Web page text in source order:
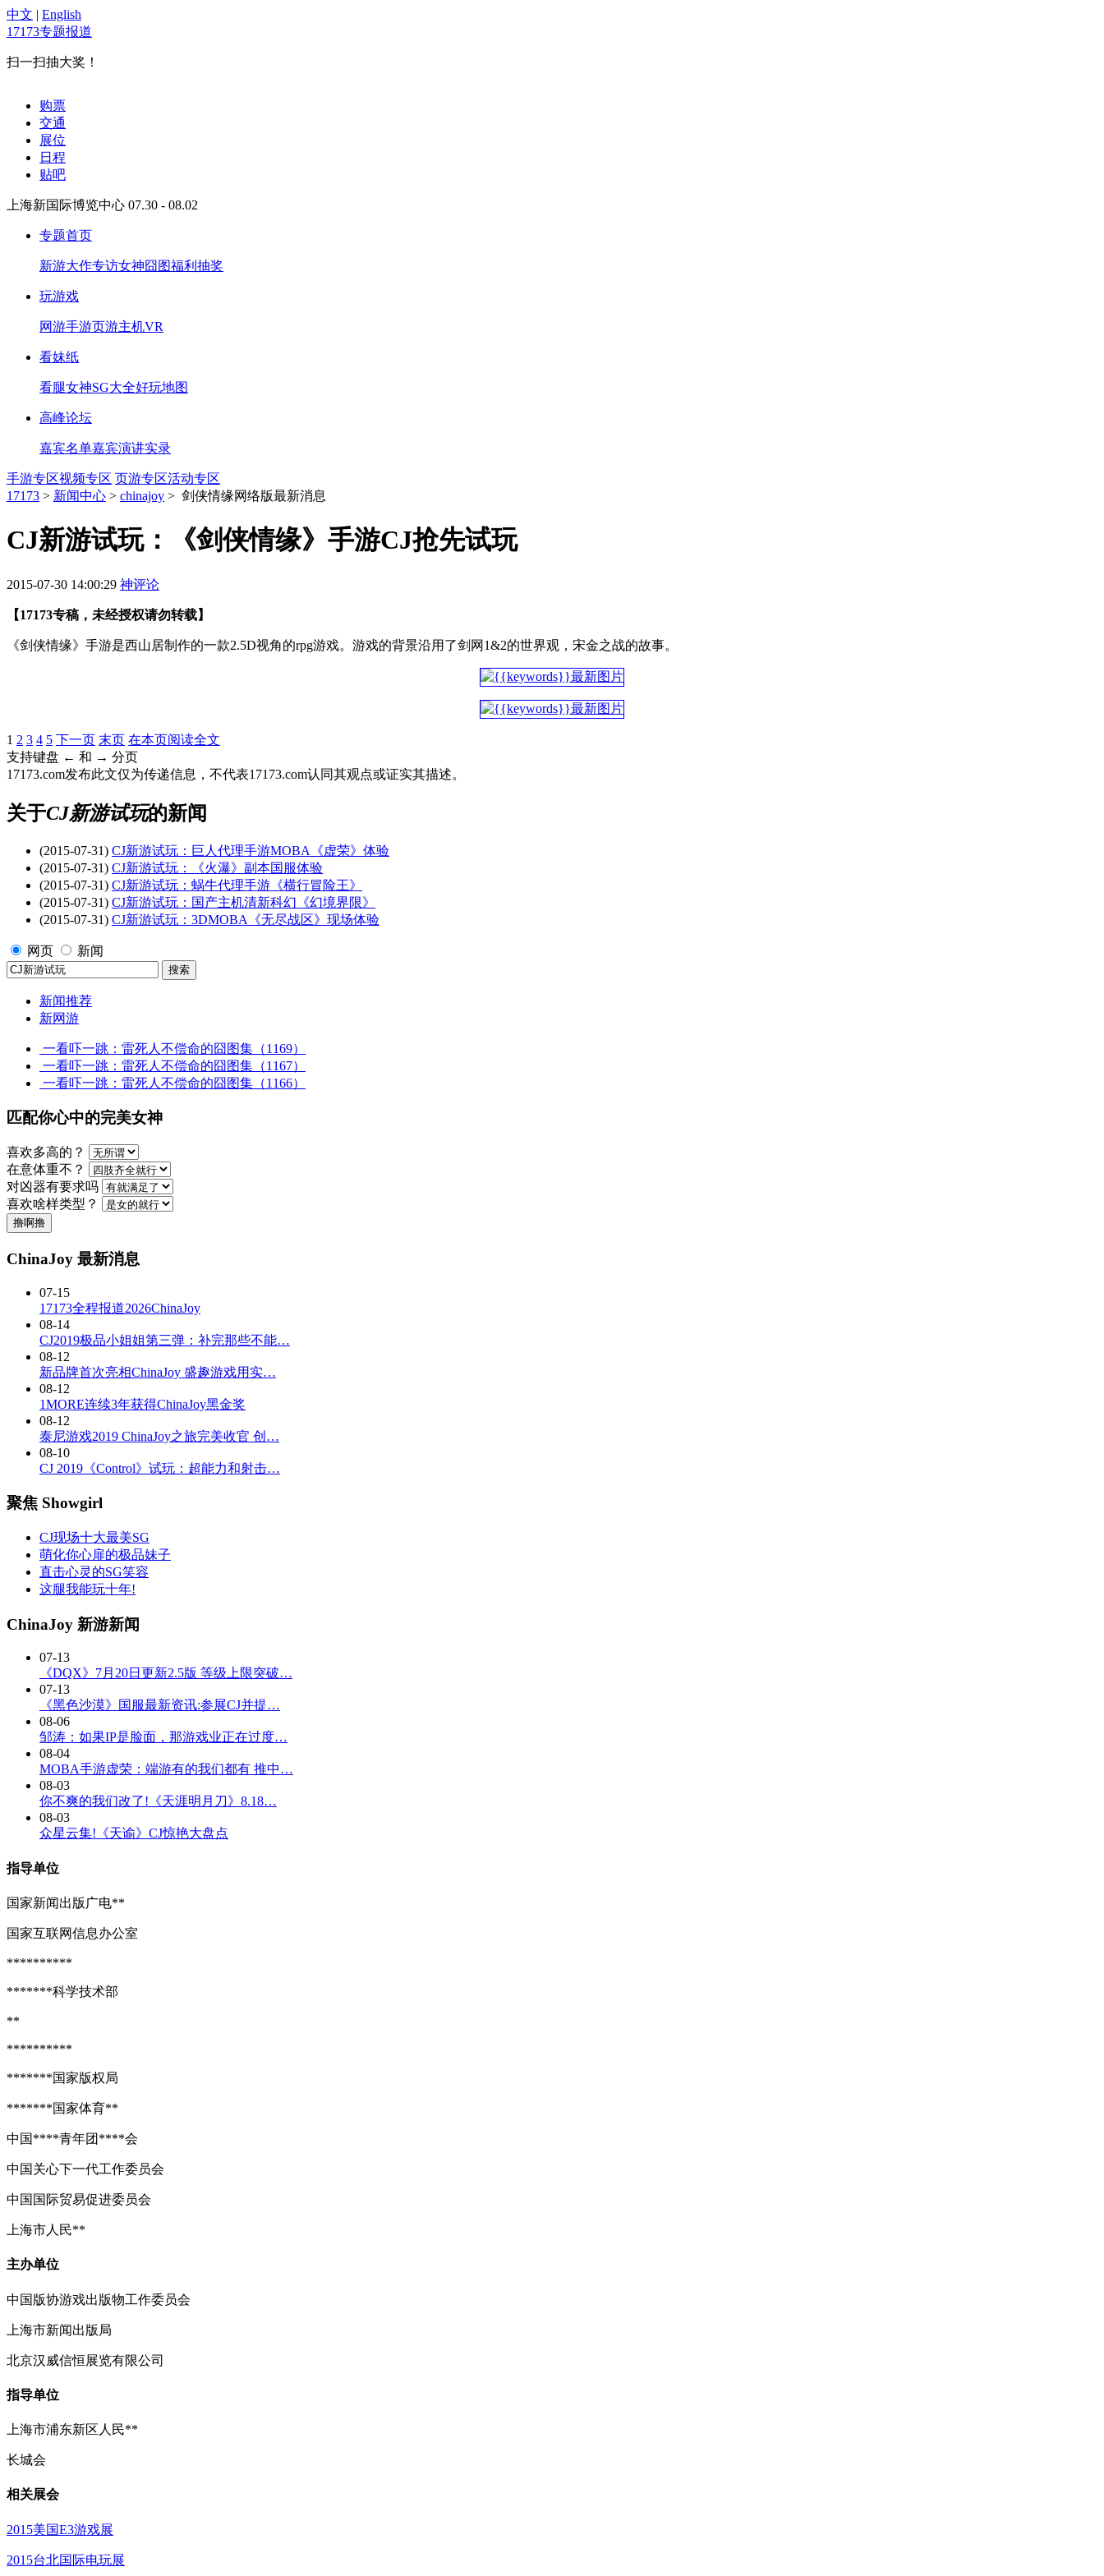
中文 | English
17173专题报道
扫一扫抽大奖！
购票
交通
展位
日程
贴吧
上海新国际博览中心 07.30 - 08.02
专题首页
新游大作专访女神囧图福利抽奖
玩游戏
网游手游页游主机VR
看妹纸
看腿女神SG大全好玩地图
高峰论坛
嘉宾名单嘉宾演讲实录
手游专区视频专区 页游专区活动专区
17173 > 新闻中心 > chinajoy > 剑侠情缘网络版最新消息
CJ新游试玩：《剑侠情缘》手游CJ抢先试玩
2015-07-30 14:00:29 神评论
【17173专稿，未经授权请勿转载】
《剑侠情缘》手游是西山居制作的一款2.5D视角的rpg游戏。游戏的背景沿用了剑网1&2的世界观，宋金之战的故事。
1 2 3 4 5 下一页 末页 在本页阅读全文
支持键盘 ← 和 → 分页
17173.com发布此文仅为传递信息，不代表17173.com认同其观点或证实其描述。
关于CJ新游试玩的新闻
(2015-07-31) CJ新游试玩：巨人代理手游MOBA《虚荣》体验
(2015-07-31) CJ新游试玩：《火瀑》副本国服体验
(2015-07-31) CJ新游试玩：蜗牛代理手游《横行冒险王》
(2015-07-31) CJ新游试玩：国产主机清新科幻《幻境界限》
(2015-07-31) CJ新游试玩：3DMOBA《无尽战区》现场体验
网页 新闻
新闻推荐
新网游
一看吓一跳：雷死人不偿命的囧图集（1169）
一看吓一跳：雷死人不偿命的囧图集（1167）
一看吓一跳：雷死人不偿命的囧图集（1166）
匹配你心中的完美女神
喜欢多高的？
在意体重不？
对凶器有要求吗
喜欢啥样类型？
撸啊撸
ChinaJoy 最新消息
07-15
17173全程报道2026ChinaJoy
08-14
CJ2019极品小姐姐第三弹：补完那些不能…
08-12
新品牌首次亮相ChinaJoy 盛趣游戏用实…
08-12
1MORE连续3年获得ChinaJoy黑金奖
08-12
泰尼游戏2019 ChinaJoy之旅完美收官 创…
08-10
CJ 2019《Control》试玩：超能力和射击…
聚焦 Showgirl
CJ现场十大最美SG
萌化你心扉的极品妹子
直击心灵的SG笑容
这腿我能玩十年!
ChinaJoy 新游新闻
07-13
《DQX》7月20日更新2.5版 等级上限突破…
07-13
《黑色沙漠》国服最新资讯:参展CJ并提…
08-06
邹涛：如果IP是脸面，那游戏业正在过度…
08-04
MOBA手游虚荣：端游有的我们都有 推中…
08-03
你不爽的我们改了!《天涯明月刀》8.18…
08-03
众星云集!《天谕》CJ惊艳大盘点
指导单位
国家新闻出版广电**
国家互联网信息办公室
**********
*******科学技术部
**
**********
*******国家版权局
*******国家体育**
中国****青年团****会
中国关心下一代工作委员会
中国国际贸易促进委员会
上海市人民**
主办单位
中国版协游戏出版物工作委员会
上海市新闻出版局
北京汉威信恒展览有限公司
指导单位
上海市浦东新区人民**
长城会
相关展会
2015美国E3游戏展
2015台北国际电玩展